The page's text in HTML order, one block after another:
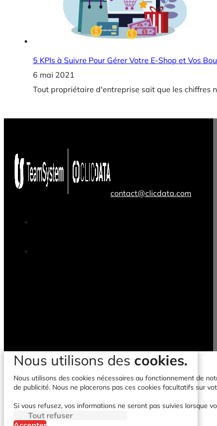
5 KPIs à Suivre Pour Gérer Votre E-Shop et Vos
6 mai 2021
Tout propriétaire d'entreprise sait que les chiffres
contact@clicdata.com
Nous utilisons des cookies.
Nous utilisons des cookies nécessaires au fonctionnement de
de publicité. Nous ne placerons pas ces cookies facultatifs sur
Si vous refusez, vos informations ne seront pas suivies lorsque
Tout refuser